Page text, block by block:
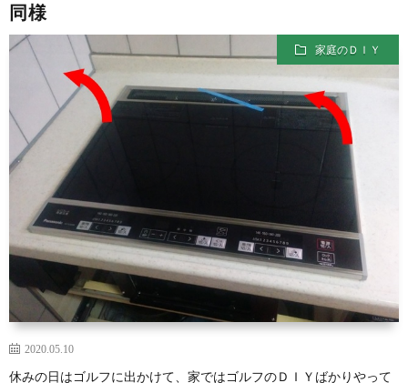
同様
家庭のＤＩＹ
2020.05.10
休みの日はゴルフに出かけて、家ではゴルフのＤＩＹばかりやって